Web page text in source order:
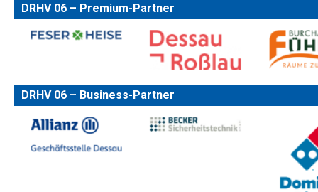
DRHV 06 – Premium-Partner
DRHV 06 – Business-Partner